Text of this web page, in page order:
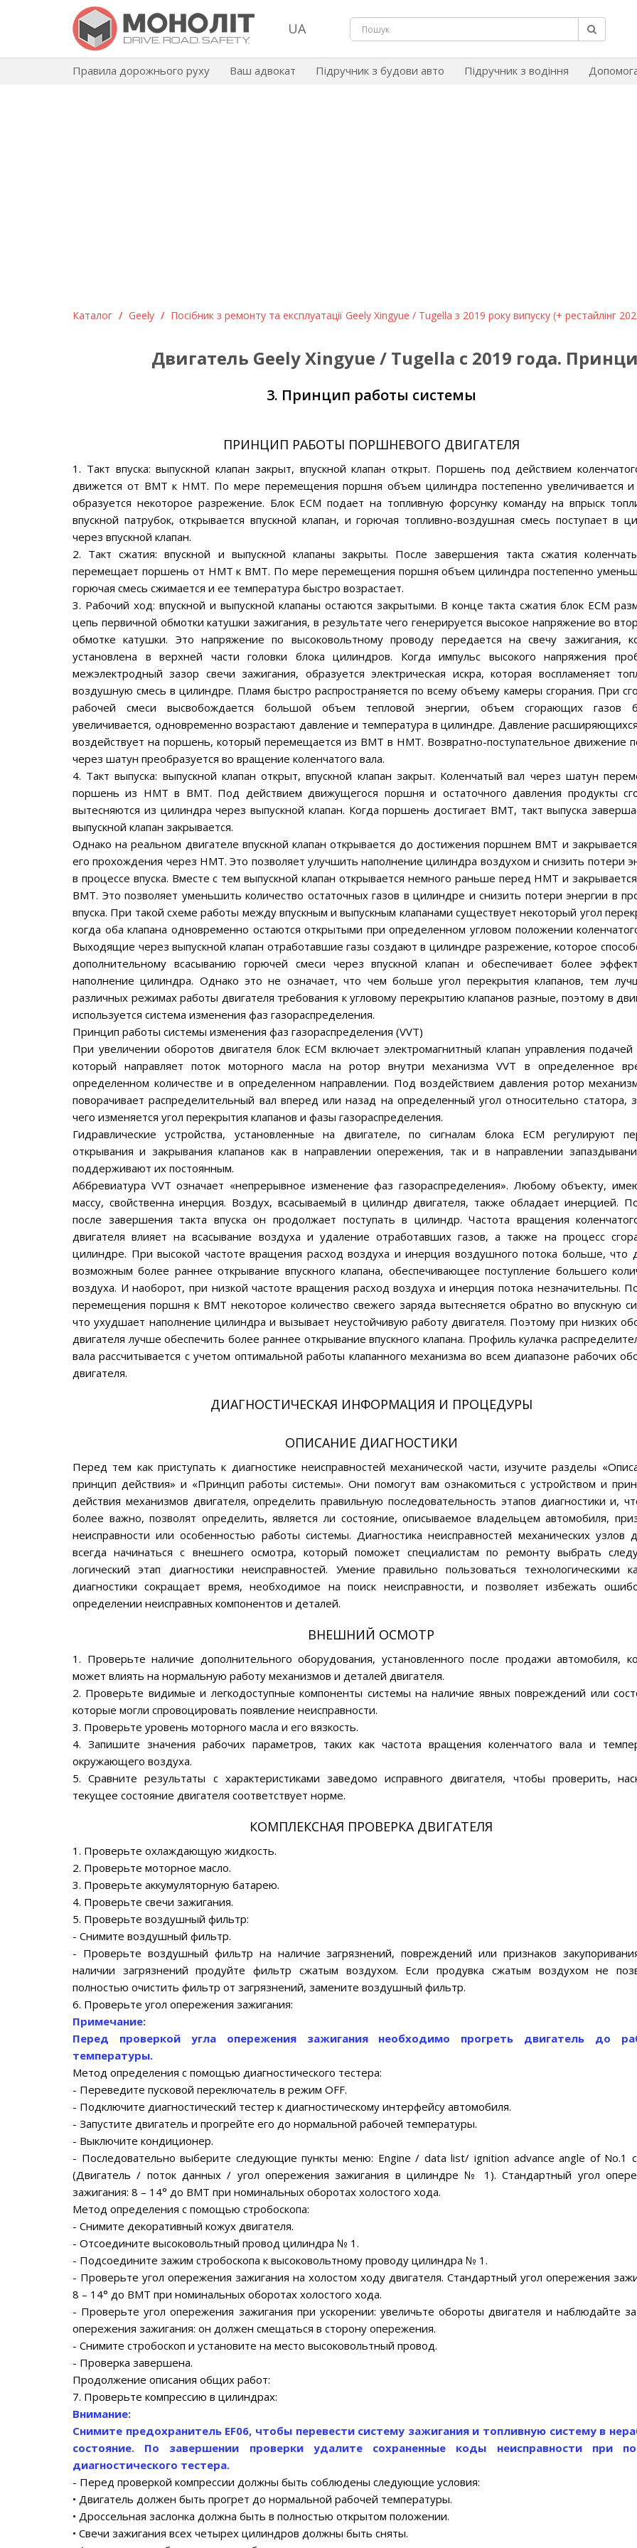
UA
Правила дорожнього руху Ваш адвокат Підручник з будови авто Підручник з водіння
Каталог / Geely / Посібник з ремонту та експлуатації Geely Xingyue / Tugella з 2019 року випуску (+ рестайлінг
Двигатель Geely Xingyue / Tugella с 2019 года.
3. Принцип работы системы
ПРИНЦИП РАБОТЫ ПОРШНЕВОГО ДВИГАТЕЛЯ
1. Такт впуска: выпускной клапан закрыт, впускной клапан открыт. Поршень под действием
движется от ВМТ к НМТ. По мере перемещения поршня объем цилиндра постепенно увеличивается
образуется некоторое разрежение. Блок ECM подает на топливную форсунку команду на впрыск
впускной патрубок, открывается впускной клапан, и горючая топливно-воздушная смесь поступает в
через впускной клапан.
2. Такт сжатия: впускной и выпускной клапаны закрыты. После завершения такта сжатия
перемещает поршень от НМТ к ВМТ. По мере перемещения поршня объем цилиндра постепенно
горючая смесь сжимается и ее температура быстро возрастает.
3. Рабочий ход: впускной и выпускной клапаны остаются закрытыми. В конце такта сжатия блок ECM
цепь первичной обмотки катушки зажигания, в результате чего генерируется высокое напряжение во
обмотке катушки. Это напряжение по высоковольтному проводу передается на свечу зажигания,
установлена в верхней части головки блока цилиндров. Когда импульс высокого напряжения
межэлектродный зазор свечи зажигания, образуется электрическая искра, которая воспламеняет
воздушную смесь в цилиндре. Пламя быстро распространяется по всему объему камеры сгорания. При
рабочей смеси высвобождается большой объем тепловой энергии, объем сгорающих газов
увеличивается, одновременно возрастают давление и температура в цилиндре. Давление
воздействует на поршень, который перемещается из ВМТ в НМТ. Возвратно-поступательное движение
через шатун преобразуется во вращение коленчатого вала.
4. Такт выпуска: выпускной клапан открыт, впускной клапан закрыт. Коленчатый вал через шатун
поршень из НМТ в ВМТ. Под действием движущегося поршня и остаточного давления продукты
вытесняются из цилиндра через выпускной клапан. Когда поршень достигает ВМТ, такт выпуска
выпускной клапан закрывается.
Однако на реальном двигателе впускной клапан открывается до достижения поршнем ВМТ и
его прохождения через НМТ. Это позволяет улучшить наполнение цилиндра воздухом и снизить потери
в процессе впуска. Вместе с тем выпускной клапан открывается немного раньше перед НМТ и
ВМТ. Это позволяет уменьшить количество остаточных газов в цилиндре и снизить потери энергии в
впуска. При такой схеме работы между впускным и выпускным клапанами существует некоторый угол
когда оба клапана одновременно остаются открытыми при определенном угловом положении
Выходящие через выпускной клапан отработавшие газы создают в цилиндре разрежение, которое
дополнительному всасыванию горючей смеси через впускной клапан и обеспечивает более
наполнение цилиндра. Однако это не означает, что чем больше угол перекрытия клапанов, тем
различных режимах работы двигателя требования к угловому перекрытию клапанов разные, поэтому в
используется система изменения фаз газораспределения.
Принцип работы системы изменения фаз газораспределения (VVT)
При увеличении оборотов двигателя блок ЕСМ включает электромагнитный клапан управления подачей
который направляет поток моторного масла на ротор внутри механизма VVT в определенное
определенном количестве и в определенном направлении. Под воздействием давления ротор
поворачивает распределительный вал вперед или назад на определенный угол относительно статора,
чего изменяется угол перекрытия клапанов и фазы газораспределения.
Гидравлические устройства, установленные на двигателе, по сигналам блока ЕСМ регулируют
открывания и закрывания клапанов как в направлении опережения, так и в направлении
поддерживают их постоянным.
Аббревиатура VVT означает «непрерывное изменение фаз газораспределения». Любому объекту,
массу, свойственна инерция. Воздух, всасываемый в цилиндр двигателя, также обладает инерцией.
после завершения такта впуска он продолжает поступать в цилиндр. Частота вращения
двигателя влияет на всасывание воздуха и удаление отработавших газов, а также на процесс
цилиндре. При высокой частоте вращения расход воздуха и инерция воздушного потока больше, что
возможным более раннее открывание впускного клапана, обеспечивающее поступление большего
воздуха. И наоборот, при низкой частоте вращения расход воздуха и инерция потока незначительны.
перемещения поршня к ВМТ некоторое количество свежего заряда вытесняется обратно во впускную
что ухудшает наполнение цилиндра и вызывает неустойчивую работу двигателя. Поэтому при низких
двигателя лучше обеспечить более раннее открывание впускного клапана. Профиль кулачка
вала рассчитывается с учетом оптимальной работы клапанного механизма во всем диапазоне рабочих
двигателя.
ДИАГНОСТИЧЕСКАЯ ИНФОРМАЦИЯ И ПРОЦЕДУРЫ
ОПИСАНИЕ ДИАГНОСТИКИ
Перед тем как приступать к диагностике неисправностей механической части, изучите разделы
принцип действия» и «Принцип работы системы». Они помогут вам ознакомиться с устройством и
действия механизмов двигателя, определить правильную последовательность этапов диагностики и,
более важно, позволят определить, является ли состояние, описываемое владельцем автомобиля,
неисправности или особенностью работы системы. Диагностика неисправностей механических узлов
всегда начинаться с внешнего осмотра, который поможет специалистам по ремонту выбрать
логический этап диагностики неисправностей. Умение правильно пользоваться технологическими
диагностики сокращает время, необходимое на поиск неисправности, и позволяет избежать
определении неисправных компонентов и деталей.
ВНЕШНИЙ ОСМОТР
1. Проверьте наличие дополнительного оборудования, установленного после продажи автомобиля,
может влиять на нормальную работу механизмов и деталей двигателя.
2. Проверьте видимые и легкодоступные компоненты системы на наличие явных повреждений или
которые могли спровоцировать появление неисправности.
3. Проверьте уровень моторного масла и его вязкость.
4. Запишите значения рабочих параметров, таких как частота вращения коленчатого вала и
окружающего воздуха.
5. Сравните результаты с характеристиками заведомо исправного двигателя, чтобы проверить,
текущее состояние двигателя соответствует норме.
КОМПЛЕКСНАЯ ПРОВЕРКА ДВИГАТЕЛЯ
1. Проверьте охлаждающую жидкость.
2. Проверьте моторное масло.
3. Проверьте аккумуляторную батарею.
4. Проверьте свечи зажигания.
5. Проверьте воздушный фильтр:
- Снимите воздушный фильтр.
- Проверьте воздушный фильтр на наличие загрязнений, повреждений или признаков
наличии загрязнений продуйте фильтр сжатым воздухом. Если продувка сжатым воздухом не
полностью очистить фильтр от загрязнений, замените воздушный фильтр.
6. Проверьте угол опережения зажигания:
Примечание:
Перед проверкой угла опережения зажигания необходимо прогреть двигатель до
температуры.
Метод определения с помощью диагностического тестера:
- Переведите пусковой переключатель в режим OFF.
- Подключите диагностический тестер к диагностическому интерфейсу автомобиля.
- Запустите двигатель и прогрейте его до нормальной рабочей температуры.
- Выключите кондиционер.
- Последовательно выберите следующие пункты меню: Engine / data list/ ignition advance angle of No.1
(Двигатель / поток данных / угол опережения зажигания в цилиндре № 1). Стандартный угол
зажигания: 8 – 14° до ВМТ при номинальных оборотах холостого хода.
Метод определения с помощью стробоскопа:
- Снимите декоративный кожух двигателя.
- Отсоедините высоковольтный провод цилиндра № 1.
- Подсоедините зажим стробоскопа к высоковольтному проводу цилиндра № 1.
- Проверьте угол опережения зажигания на холостом ходу двигателя. Стандартный угол опережения
8 – 14° до ВМТ при номинальных оборотах холостого хода.
- Проверьте угол опережения зажигания при ускорении: увеличьте обороты двигателя и наблюдайте
опережения зажигания: он должен смещаться в сторону опережения.
- Снимите стробоскоп и установите на место высоковольтный провод.
- Проверка завершена.
Продолжение описания общих работ:
7. Проверьте компрессию в цилиндрах:
Внимание:
Снимите предохранитель EF06, чтобы перевести систему зажигания и топливную систему в
состояние. По завершении проверки удалите сохраненные коды неисправности при
диагностического тестера.
- Перед проверкой компрессии должны быть соблюдены следующие условия:
• Двигатель должен быть прогрет до нормальной рабочей температуры.
• Дроссельная заслонка должна быть в полностью открытом положении.
• Свечи зажигания всех четырех цилиндров должны быть сняты.